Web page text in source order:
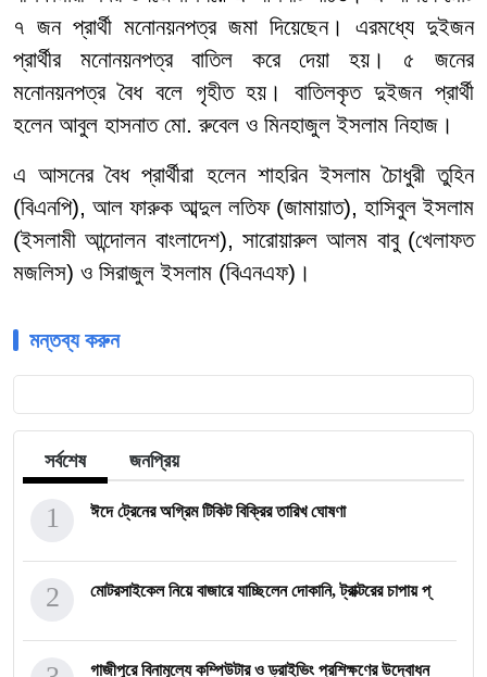
৭ জন প্রার্থী মনোনয়নপত্র জমা দিয়েছেন। এরমধ্যে দুইজন
প্রার্থীর মনোনয়নপত্র বাতিল করে দেয়া হয়। ৫ জনের
মনোনয়নপত্র বৈধ বলে গৃহীত হয়। বাতিলকৃত দুইজন প্রার্থী
হলেন আবুল হাসনাত মো. রুবেল ও মিনহাজুল ইসলাম নিহাজ।
এ আসনের বৈধ প্রার্থীরা হলেন শাহরিন ইসলাম চৈাধুরী তুহিন
(বিএনপি), আল ফারুক আব্দুল লতিফ (জামায়াত), হাসিবুল ইসলাম
(ইসলামী আন্দোলন বাংলাদেশ), সারোয়ারুল আলম বাবু (খেলাফত
মজলিস) ও সিরাজুল ইসলাম (বিএনএফ)।
মন্তব্য করুন
সর্বশেষ জনপ্রিয়
ঈদে ট্রেনের অগ্রিম টিকিট বিক্রির তারিখ ঘোষণা
1
মোটরসাইকেল নিয়ে বাজারে যাচ্ছিলেন দোকানি, ট্রাক্টরের চাপায় প্
2
গাজীপুরে বিনামূল্যে কম্পিউটার ও ড্রাইভিং প্রশিক্ষণের উদ্বোধন